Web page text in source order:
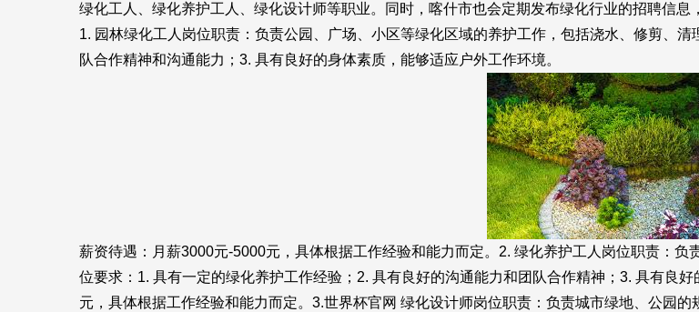
绿化工人、绿化养护工人、绿化设计师等职业。同时，喀什市也会定期发布绿化行业的招聘信
1. 园林绿化工人岗位职责：负责公园、广场、小区等绿化区域的养护工作，包括浇水、修剪、
队合作精神和沟通能力；3. 具有良好的身体素质，能够适应户外工作环境。
薪资待遇：月薪3000元-5000元，具体根据工作经验和能力而定。2. 绿化养护工人岗位职责：
位要求：1. 具有一定的绿化养护工作经验；2. 具有良好的沟通能力和团队合作精神；3. 具有良
元，具体根据工作经验和能力而定。3.世界杯官网 绿化设计师岗位职责：负责城市绿地、公园